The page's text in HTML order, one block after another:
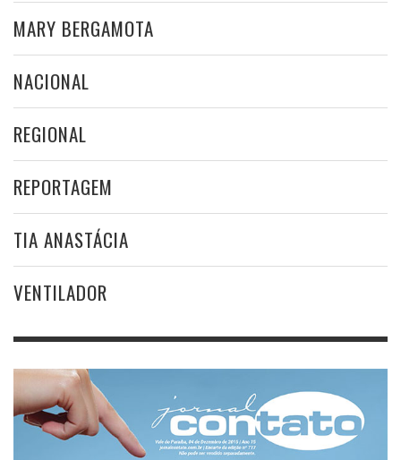
MARY BERGAMOTA
NACIONAL
REGIONAL
REPORTAGEM
TIA ANASTÁCIA
VENTILADOR